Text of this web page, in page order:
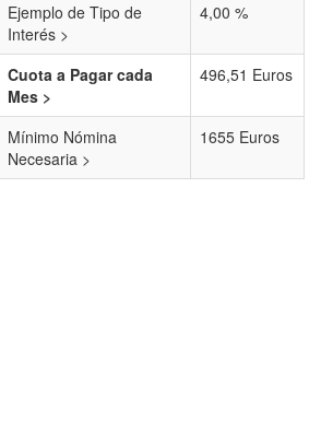
Ejemplo de Tipo de
Interés >
4,00 %
Cuota a Pagar cada
Mes >
496,51 Euros
Mínimo Nómina
Necesaria >
1655 Euros